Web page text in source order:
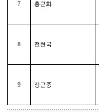
7 홍근화
8 전현국
9 정근중